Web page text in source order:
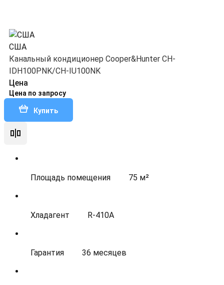
США
Канальный кондиционер Cooper&Hunter CH-
IDH100PNK/CH-IU100NK
Цена
Цена по запросу
Купить
Площадь помещения 75 м²
Хладагент R-410A
Гарантия 36 месяцев